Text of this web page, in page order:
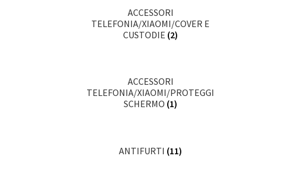
ACCESSORI
TELEFONIA/XIAOMI/COVER E
CUSTODIE (2)
ACCESSORI
TELEFONIA/XIAOMI/PROTEGGI
SCHERMO (1)
ANTIFURTI (11)